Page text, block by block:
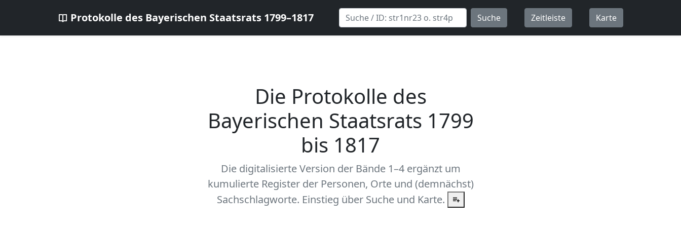
Protokolle des Bayerischen Staatsrats 1799–1817 Suche Zeitleiste Karte
Die Protokolle des
Bayerischen Staatsrats 1799
bis 1817
Die digitalisierte Version der Bände 1–4 ergänzt um
kumulierte Register der Personen, Orte und (demnächst)
Sachschlagworte. Einstieg über Suche und Karte.